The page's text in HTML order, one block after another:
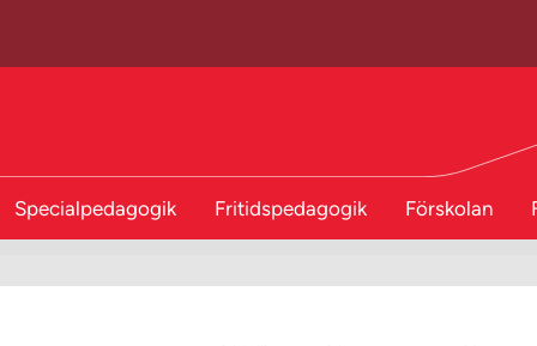
Specialpedagogik Fritidspedagogik Förskolan